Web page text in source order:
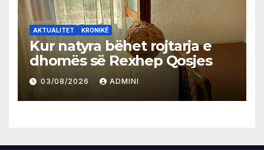
AKTUALITET KRONIKË
Kur natyra bëhet rojtarja e
dhomës së Rexhep Qosjes
03/08/2026 ADMINI